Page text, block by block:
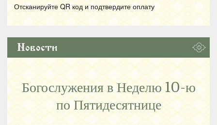
Отсканируйте QR код и подтвердите оплату
Новости
Богослужения в Неделю 10-ю
по Пятидесятнице